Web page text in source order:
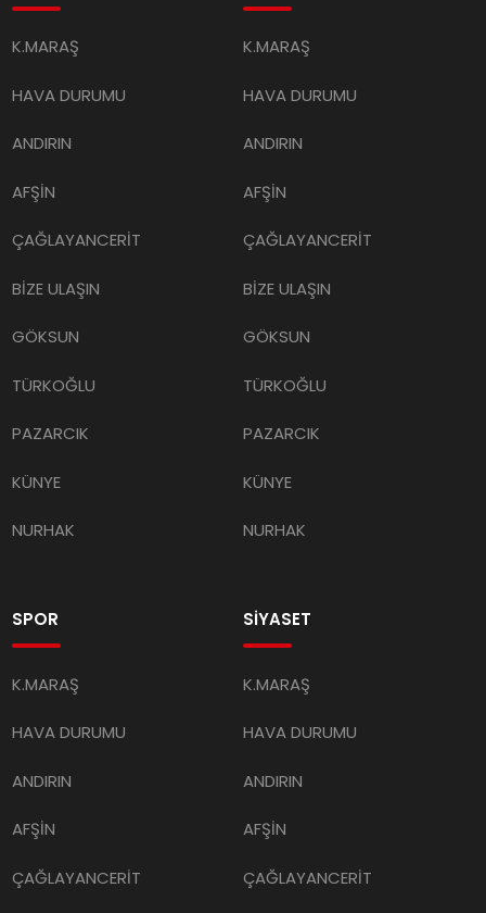
K.MARAŞ
HAVA DURUMU
ANDIRIN
AFŞİN
ÇAĞLAYANCERİT
BİZE ULAŞIN
GÖKSUN
TÜRKOĞLU
PAZARCIK
KÜNYE
NURHAK
K.MARAŞ
HAVA DURUMU
ANDIRIN
AFŞİN
ÇAĞLAYANCERİT
BİZE ULAŞIN
GÖKSUN
TÜRKOĞLU
PAZARCIK
KÜNYE
NURHAK
SPOR
K.MARAŞ
HAVA DURUMU
ANDIRIN
AFŞİN
ÇAĞLAYANCERİT
SİYASET
K.MARAŞ
HAVA DURUMU
ANDIRIN
AFŞİN
ÇAĞLAYANCERİT